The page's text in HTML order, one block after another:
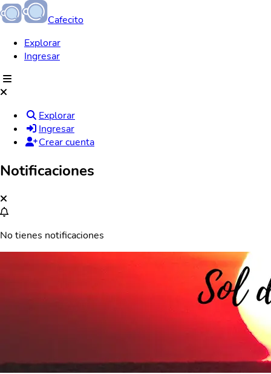
Cafecito
Explorar
Ingresar
Explorar
Ingresar
Crear cuenta
Notificaciones
No tienes notificaciones